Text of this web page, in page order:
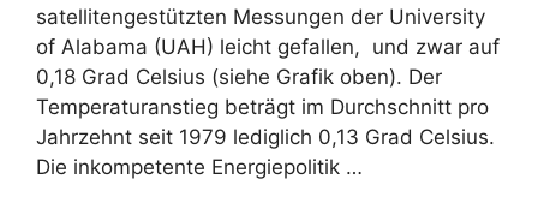
satellitengestützten Messungen der University
of Alabama (UAH) leicht gefallen, und zwar auf
0,18 Grad Celsius (siehe Grafik oben). Der
Temperaturanstieg beträgt im Durchschnitt pro
Jahrzehnt seit 1979 lediglich 0,13 Grad Celsius.
Die inkompetente Energiepolitik …